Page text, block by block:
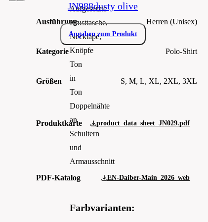
Aufgesetzte
Brusttasche,
Necktape,
Knöpfe
Ton
in
Ton
Doppelnähte
an
Schultern
und
Armausschnitt
Farbvarianten:
Ausführung Herren (Unisex)
Kategorie Polo-Shirt
Größen S, M, L, XL, 2XL, 3XL
Produktkarte product_data_sheet_JN029.pdf
PDF-Katalog EN-Daiber-Main_2026_web
JN988dusty olive
Angaben zum Produkt